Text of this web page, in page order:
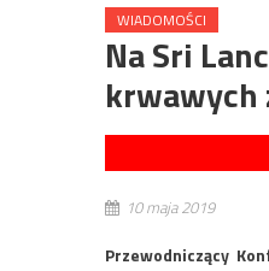
WIADOMOŚCI
Na Sri
krwawych
10 maja 2019
Przewodniczący